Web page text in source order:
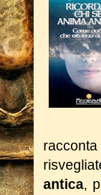
antica,